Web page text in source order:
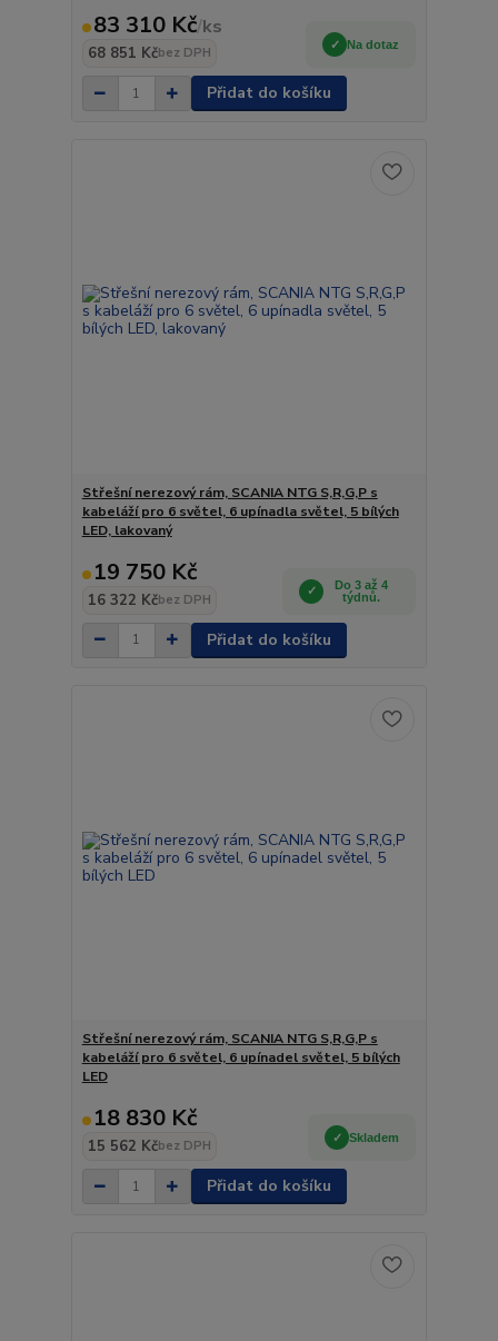
83 310 Kč/ks
68 851 Kčbez DPH
Na dotaz
Přidat do košíku
Střešní nerezový rám, SCANIA NTG S,R,G,P s
kabeláží pro 6 světel, 6 upínadla světel, 5 bílých
LED, lakovaný
19 750 Kč
16 322 Kčbez DPH
Do 3 až 4
týdnů.
Přidat do košíku
Střešní nerezový rám, SCANIA NTG S,R,G,P s
kabeláží pro 6 světel, 6 upínadel světel, 5 bílých
LED
18 830 Kč
15 562 Kčbez DPH
Skladem
Přidat do košíku